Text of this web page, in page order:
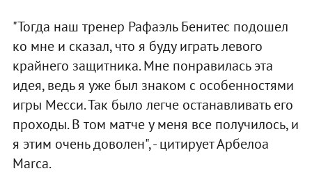
"Тогда наш тренер Рафаэль Бенитес подошел
ко мне и сказал, что я буду играть левого
крайнего защитника. Мне понравилась эта
идея, ведь я уже был знаком с особенностями
игры Месси. Так было легче останавливать его
проходы. В том матче у меня все получилось, и
я этим очень доволен", - цитирует Арбелоа
Marca.